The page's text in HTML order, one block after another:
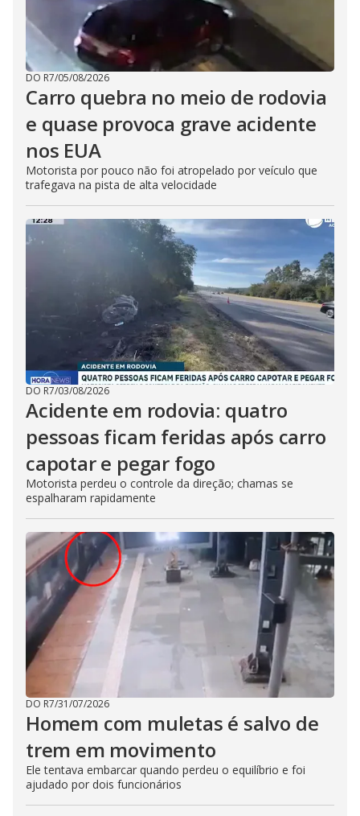
DO R7/05/08/2026
Carro quebra no meio de rodovia
e quase provoca grave acidente
nos EUA
Motorista por pouco não foi atropelado por veículo que
trafegava na pista de alta velocidade
DO R7/03/08/2026
Acidente em rodovia: quatro
pessoas ficam feridas após carro
capotar e pegar fogo
Motorista perdeu o controle da direção; chamas se
espalharam rapidamente
DO R7/31/07/2026
Homem com muletas é salvo de
trem em movimento
Ele tentava embarcar quando perdeu o equilíbrio e foi
ajudado por dois funcionários